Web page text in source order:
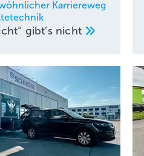
sich, da ΔhÜ = ΔhU: h3 = h3WÜ1
steht dieser Wert für
Karriereweg
gibt’s nicht